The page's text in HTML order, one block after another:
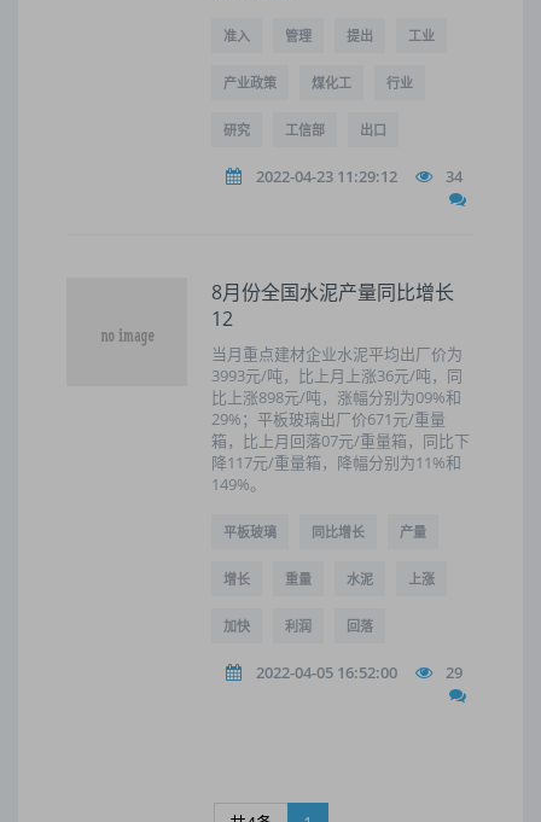
准入 管理 提出 工业
产业政策 煤化工 行业
研究 工信部 出口
2022-04-23 11:29:12 34
8月份全国水泥产量同比增长
12
当月重点建材企业水泥平均出厂价为
3993元/吨，比上月上涨36元/吨，同
比上涨898元/吨，涨幅分别为09%和
29%；平板玻璃出厂价671元/重量
箱，比上月回落07元/重量箱，同比下
降117元/重量箱，降幅分别为11%和
149%。
平板玻璃 同比增长 产量
增长 重量 水泥 上涨
加快 利润 回落
2022-04-05 16:52:00 29